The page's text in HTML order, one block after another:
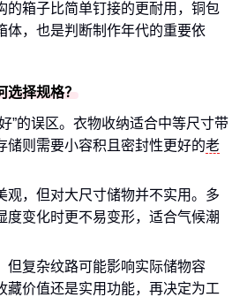
的箱子比简单钉接的更耐用，铜包
体，也是判断制作年代的重要依
择规格？
”的误区。衣物收纳适合中等尺寸带
储则需要小容积且密封性更好的老
观，但对大尺寸储物并不实用。多
度变化时更不易变形，适合气候潮
但复杂纹路可能影响实际储物容
藏价值还是实用功能，再决定为工